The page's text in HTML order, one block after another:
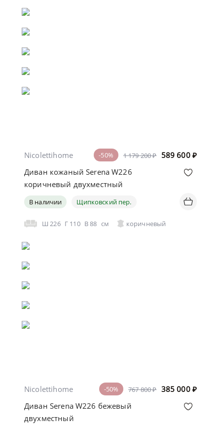
1 179 200 ₽ 589 600 ₽
-50%
Nicolettihome
Диван кожаный Serena W226
коричневый двухместный
В наличии Щипковский пер.
Ш 226 Г 110 В88 см коричневый
767 800 ₽ 385 000 ₽
-50%
Nicolettihome
Диван Serena W226 бежевый
двухместный